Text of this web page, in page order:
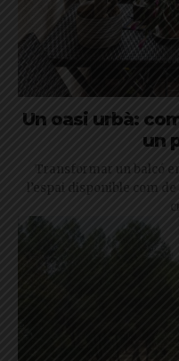
Un oasi urbà:
un
Transformar un balcó
l’espai disponible com